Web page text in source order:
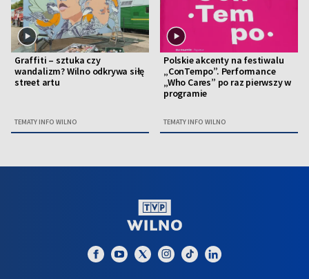
Graffiti – sztuka czy
wandalizm? Wilno odkrywa siłę
street artu
TEMATY INFO WILNO
Polskie akcenty na festiwalu
„ConTempo”. Performance
„Who Cares” po raz pierwszy w
programie
TEMATY INFO WILNO